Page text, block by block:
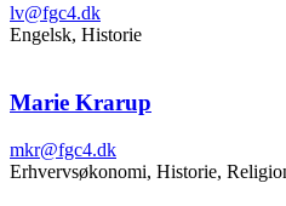
lv@fgc4.dk
Engelsk, Historie
Marie Krarup
mkr@fgc4.dk
Erhvervsøkonomi, Historie,